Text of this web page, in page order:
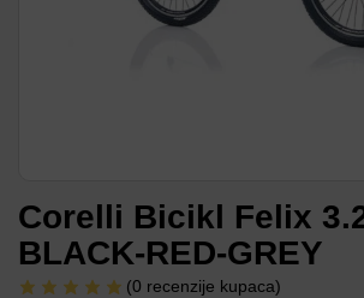
Corelli Bicikl Felix
BLACK-RED-GREY
(0 recenzije kupaca)